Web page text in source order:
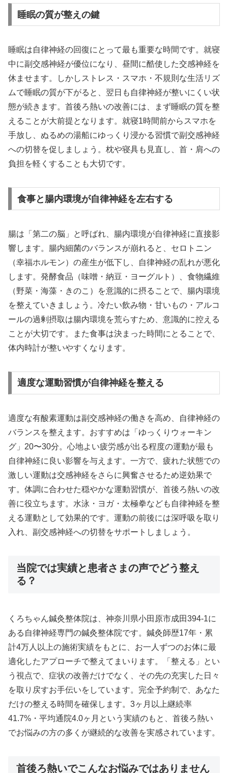
睡眠の質が整えの鍵
睡眠は自律神経の回復にとって最も重要な時間です。就寝
中に副交感神経が優位になり、昼間に酷使した交感神経を
休ませます。しかしストレス・スマホ・不規則な生活リズ
ムで睡眠の質が下がると、翌日も自律神経が整いにくい状
態が続きます。首後ろ熱いの改善には、まず睡眠の質を整
えることが大前提となります。就寝1時間前からスマホを
手放し、ぬるめの湯船にゆっくり浸かる習慣で副交感神経
への切替を促しましょう。枕や寝具も見直し、首・肩への
負担を軽くすることも大切です。
食事と腸内環境が自律神経を左右する
腸は「第二の脳」と呼ばれ、腸内環境が自律神経に直接影
響します。腸内細菌のバランスが崩れると、セロトニン
（幸福ホルモン）の産生が低下し、自律神経の乱れが悪化
します。発酵食品（味噌・納豆・ヨーグルト）、食物繊維
（野菜・海藻・きのこ）を意識的に摂ることで、腸内環境
を整えていきましょう。冷たい飲み物・甘いもの・アルコ
ールの過剰摂取は腸内環境を荒らすため、意識的に控える
ことが大切です。また食事は決まった時間にとることで、
体内時計が整いやすくなります。
適度な運動習慣が自律神経を整える
適度な有酸素運動は副交感神経の働きを高め、自律神経の
バランスを整えます。おすすめは「ゆっくりウォーキン
グ」20〜30分。心地よい疲労感が出る程度の運動が最も
自律神経に良い影響を与えます。一方で、疲れた状態での
激しい運動は交感神経をさらに興奮させるため逆効果で
す。体調に合わせた穏やかな運動習慣が、首後ろ熱いの改
善に役立ちます。水泳・ヨガ・太極拳なども自律神経を整
える運動として効果的です。運動の前後には深呼吸を取り
入れ、副交感神経への切替をサポートしましょう。
当院では実績と患者さまの声でどう整え
る？
くろちゃん鍼灸整体院は、神奈川県小田原市成田394-1に
ある自律神経専門の鍼灸整体院です。鍼灸師歴17年・累
計4万人以上の施術実績をもとに、お一人ずつのお体に最
適化したアプローチで整えてまいります。「整える」とい
う視点で、症状の改善だけでなく、その先の充実した日々
を取り戻すお手伝いをしています。完全予約制で、あなた
だけの整える時間を確保します。3ヶ月以上継続率
41.7%・平均通院4.0ヶ月という実績のもと、首後ろ熱い
でお悩みの方の多くが継続的な改善を実感されています。
首後ろ熱いでこんなお悩みではありません